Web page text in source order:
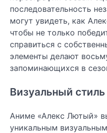
последовательность
могут увидеть, как
чтобы не только
справиться с
элементы делают
запоминающихся в
Визуальный
Аниме «Алекс Лютый»
уникальным